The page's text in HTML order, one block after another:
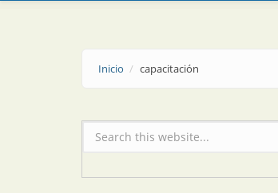
Inicio capacitación
Formulario de búsqueda